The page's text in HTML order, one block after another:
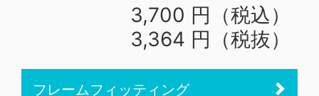
3,700 円（税込）
3,364 円（税抜）
フレームフィッティング